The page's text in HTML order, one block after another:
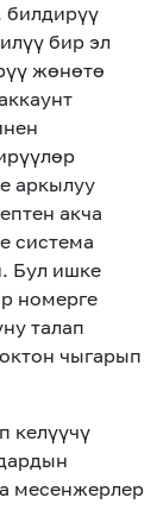
билдирүү
бир эл
жөнөтө
аркылуу
акча
система
Бул ишке
номерге
талап
чыгарып
келүүчү
месенжерлер